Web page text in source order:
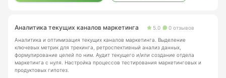
Аналитика текущих каналов маркетинга 5.0
0 отзывов
Аналитика и оптимизация текущих каналов маркетинга. Выделение
ключевых метрик для трекинга, ретроспективный анализ данных,
формулирование целей по ним. Аудит текущего и/или создание отдела
маркетинга с нуля. Настройка процессов тестирования маркетинговых и
продуктовых гипотез.